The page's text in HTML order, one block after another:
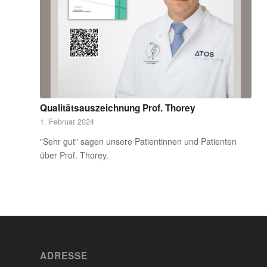
Qualitätsauszeichnung Prof. Thorey
1. Februar 2024
"Sehr gut" sagen unsere Patientinnen und Patienten
über Prof. Thorey.
ADRESSE